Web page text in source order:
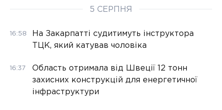
5 СЕРПНЯ
16:58
На Закарпатті судитимуть інструктора
ТЦК, який катував чоловіка
16:37
Область отримала від Швеції 12 тонн
захисних конструкцій для енергетичної
інфраструктури